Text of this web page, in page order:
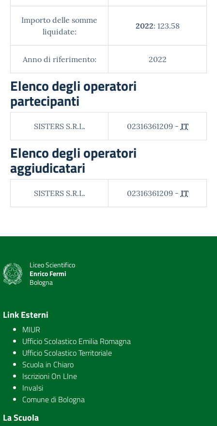
Importo delle somme
liquidate:
2022: 123.58
Anno di riferimento: 2022
Elenco degli operatori
partecipanti
SISTERS S.R.L. 02316361209 - IT
Elenco degli operatori
aggiudicatari
SISTERS S.R.L. 02316361209 - IT
Liceo Scientifico
Enrico Fermi
Bologna
Link Esterni
MIUR
Ufficio Scolastico Emilia Romagna
Ufficio Scolastico Territoriale
Scuola in Chiaro
Iscrizioni On LIne
Invalsi
Comune di Bologna
La Scuola